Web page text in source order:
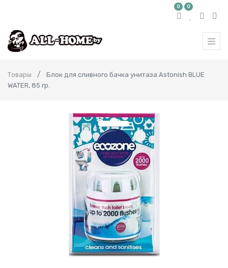
0 0
Товары
Блок для сливного бачка унитаза Astonish BLUE
WATER, 85 гр.